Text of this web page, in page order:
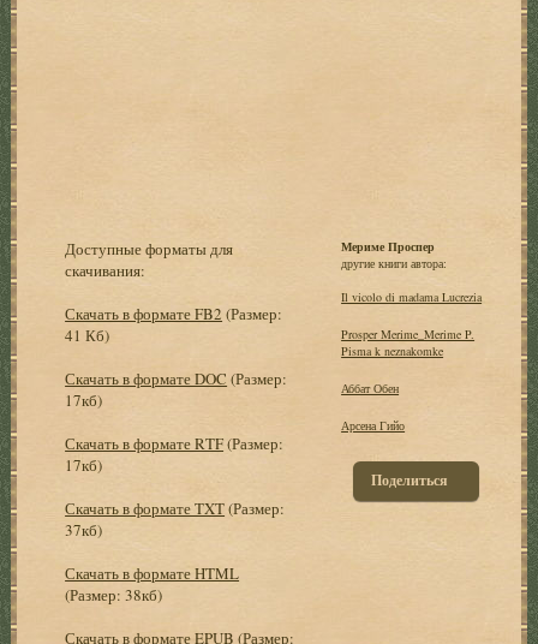
Доступные форматы для
скачивания:
Скачать в формате FB2 (Размер:
41 Кб)
Скачать в формате DOC (Размер:
17кб)
Скачать в формате RTF(Размер:
17кб)
Скачать в формате TXT(Размер:
37кб)
Скачать в формате HTML
(Размер: 38кб)
Скачать в формате EPUB (Размер:
Мериме Проспер
другие книги автора:
Il vicolo di madama Lucrezia
Prosper Merime_Merime P.
Pisma k neznakomke
Аббат Обен
Арсена Гийо
Поделиться